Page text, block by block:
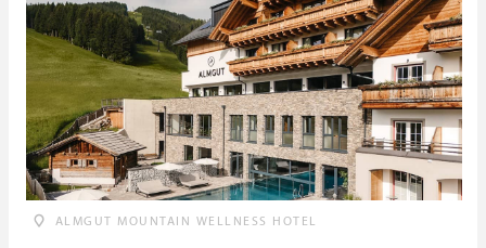
ALMGUT MOUNTAIN WELLNESS HOTEL